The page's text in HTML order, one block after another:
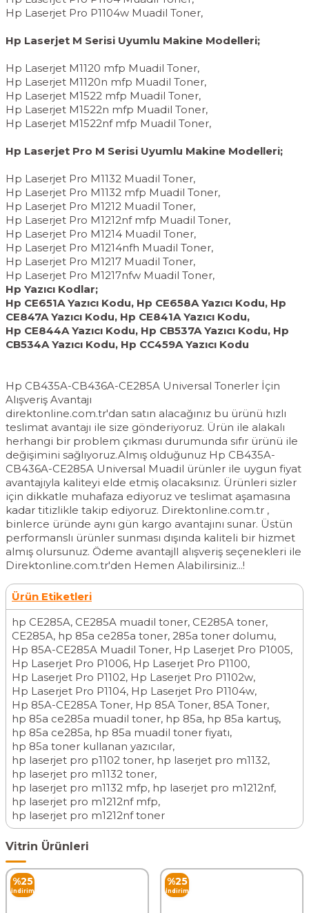
Hp Laserjet Pro P1104w Muadil Toner,
Hp Laserjet M Serisi Uyumlu Makine Modelleri;
Hp Laserjet M1120 mfp Muadil Toner,
Hp Laserjet M1120n mfp Muadil Toner,
Hp Laserjet M1522 mfp Muadil Toner,
Hp Laserjet M1522n mfp Muadil Toner,
Hp Laserjet M1522nf mfp Muadil Toner,
Hp Laserjet Pro M Serisi Uyumlu Makine Modelleri;
Hp Laserjet Pro M1132 Muadil Toner,
Hp Laserjet Pro M1132 mfp Muadil Toner,
Hp Laserjet Pro M1212 Muadil Toner,
Hp Laserjet Pro M1212nf mfp Muadil Toner,
Hp Laserjet Pro M1214 Muadil Toner,
Hp Laserjet Pro M1214nfh Muadil Toner,
Hp Laserjet Pro M1217 Muadil Toner,
Hp Laserjet Pro M1217nfw Muadil Toner,
Hp Yazıcı Kodlar;
Hp CE651A Yazıcı Kodu, Hp CE658A Yazıcı Kodu, Hp
CE847A Yazıcı Kodu, Hp CE841A Yazıcı Kodu,
Hp CE844A Yazıcı Kodu, Hp CB537A Yazıcı Kodu, Hp
CB534A Yazıcı Kodu, Hp CC459A Yazıcı Kodu
Hp CB435A-CB436A-CE285A Universal Tonerler İçin
Alışveriş Avantajı
direktonline.com.tr'dan satın alacağınız bu ürünü hızlı
teslimat avantajı ile size gönderiyoruz. Ürün ile alakalı
herhangi bir problem çıkması durumunda sıfır ürünü ile
değişimini sağlıyoruz.Almış olduğunuz Hp CB435A-
CB436A-CE285A Universal Muadil ürünler ile uygun fiyat
avantajıyla kaliteyi elde etmiş olacaksınız. Ürünleri sizler
için dikkatle muhafaza ediyoruz ve teslimat aşamasına
kadar titizlikle takip ediyoruz. Direktonline.com.tr ,
binlerce üründe aynı gün kargo avantajını sunar. Üstün
performanslı ürünler sunması dışında kaliteli bir hizmet
almış olursunuz. Ödeme avantajlI alışveriş seçenekleri ile
Direktonline.com.tr'den Hemen Alabilirsiniz...!
Ürün Etiketleri
hp CE285A, CE285A muadil toner, CE285A toner,
CE285A, hp 85a ce285a toner, 285a toner dolumu,
Hp 85A-CE285A Muadil Toner, Hp Laserjet Pro P1005,
Hp Laserjet Pro P1006, Hp Laserjet Pro P1100,
Hp Laserjet Pro P1102, Hp Laserjet Pro P1102w,
Hp Laserjet Pro P1104, Hp Laserjet Pro P1104w,
Hp 85A-CE285A Toner, Hp 85A Toner, 85A Toner,
hp 85a ce285a muadil toner, hp 85a, hp 85a kartuş,
hp 85a ce285a, hp 85a muadil toner fiyatı,
hp 85a toner kullanan yazıcılar,
hp laserjet pro p1102 toner, hp laserjet pro m1132,
hp laserjet pro m1132 toner,
hp laserjet pro m1132 mfp, hp laserjet pro m1212nf,
hp laserjet pro m1212nf mfp,
hp laserjet pro m1212nf toner
Vitrin Ürünleri
%25
İndirim
%25
İndirim